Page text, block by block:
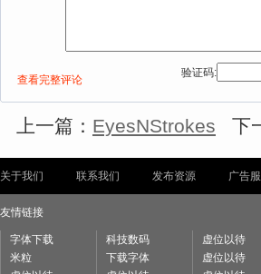
查看完整评论
验证码:
上一篇： EyesNStrokes 下
关于我们 联系我们 发布资源 广告
友情链接
字体下载
米粒
科技数码
下载字体
虚位以待
虚位以待